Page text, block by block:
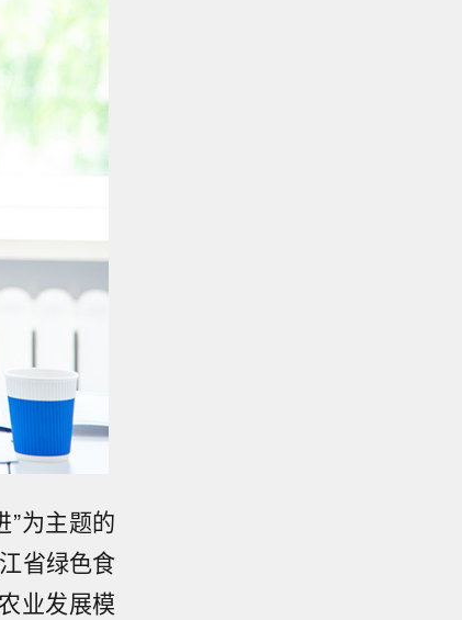
为主题的
省绿色食
业发展模